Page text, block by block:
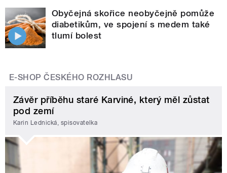
Obyčejná skořice neobyčejně pomůže
diabetikům, ve spojení s medem také
tlumí bolest
E-SHOP ČESKÉHO ROZHLASU
Závěr příběhu staré Karviné, který měl zůstat
pod zemí
Karin Lednická, spisovatelka